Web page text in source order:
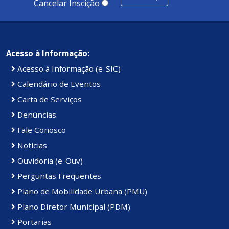
Cancelar Inscição
Acesso à Informação:
Acesso à Informação (e-SIC)
Calendário de Eventos
Carta de Serviços
Denúncias
Fale Conosco
Notícias
Ouvidoria (e-Ouv)
Perguntas Frequentes
Plano de Mobilidade Urbana (PMU)
Plano Diretor Municipal (PDM)
Portarias